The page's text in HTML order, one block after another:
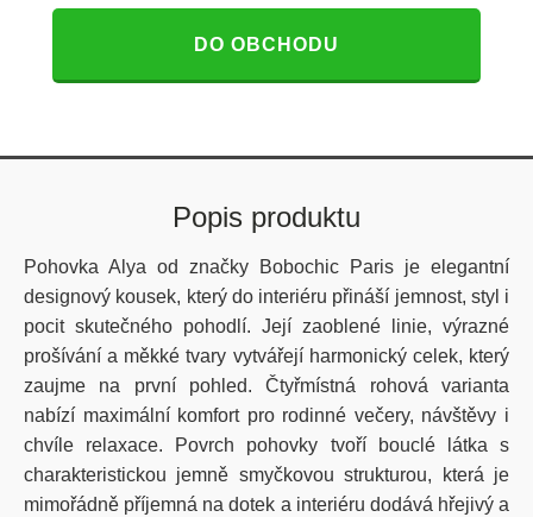
DO OBCHODU
Popis produktu
Pohovka Alya od značky Bobochic Paris je elegantní
designový kousek, který do interiéru přináší jemnost, styl i
pocit skutečného pohodlí. Její zaoblené linie, výrazné
prošívání a měkké tvary vytvářejí harmonický celek, který
zaujme na první pohled. Čtyřmístná rohová varianta
nabízí maximální komfort pro rodinné večery, návštěvy i
chvíle relaxace. Povrch pohovky tvoří bouclé látka s
charakteristickou jemně smyčkovou strukturou, která je
mimořádně příjemná na dotek a interiéru dodává hřejivý a